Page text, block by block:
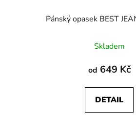
Pánský opasek BEST
Skladem
od 649 Kč
DETAIL